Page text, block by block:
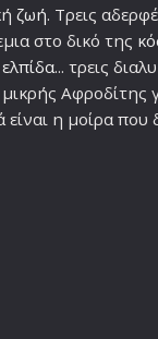
ζωή. Τρεις
στο δικό της
ελπίδα... τρεις
Αφροδίτης
η μοίρα που